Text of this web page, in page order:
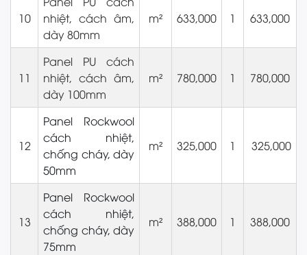
10
nhiệt, cách âm,
dày 80mm
m² 633,000 1 633,000
11
Panel PU cách
nhiệt, cách âm,
dày 100mm
m² 780,000 1 780,000
12
Panel Rockwool
cách nhiệt,
chống cháy, dày
50mm
m² 325,000 1 325,000
13
Panel Rockwool
cách nhiệt,
chống cháy, dày
75mm
m² 388,000 1 388,000